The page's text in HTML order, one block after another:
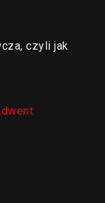
czyli jak